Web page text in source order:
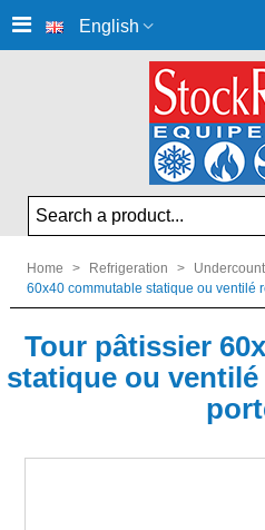
English
Home > Refrigeration >
60x40 commutable statique ou ventilé
Tour pâtissier
statique ou